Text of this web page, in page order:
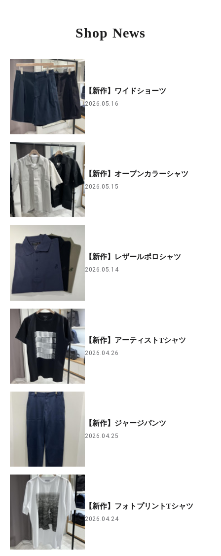
Shop News
【新作】ワイドショーツ
2026.05.16
【新作】オープンカラーシャツ
2026.05.15
【新作】レザールポロシャツ
2026.05.14
【新作】アーティストTシャツ
2026.04.26
【新作】ジャージパンツ
2026.04.25
【新作】フォトプリントTシャツ
2026.04.24